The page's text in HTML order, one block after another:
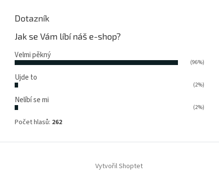
Dotazník
Jak se Vám líbí náš e-shop?
Velmi pěkný
(96%)
Ujde to
(2%)
Nelíbí se mi
(2%)
Počet hlasů: 262
Vytvořil Shoptet